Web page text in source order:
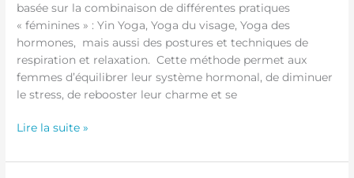
basée sur la combinaison de différentes pratiques
« féminines » : Yin Yoga, Yoga du visage, Yoga des
hormones, mais aussi des postures et techniques de
respiration et relaxation. Cette méthode permet aux
femmes d’équilibrer leur système hormonal, de diminuer
le stress, de rebooster leur charme et se
Lire la suite »